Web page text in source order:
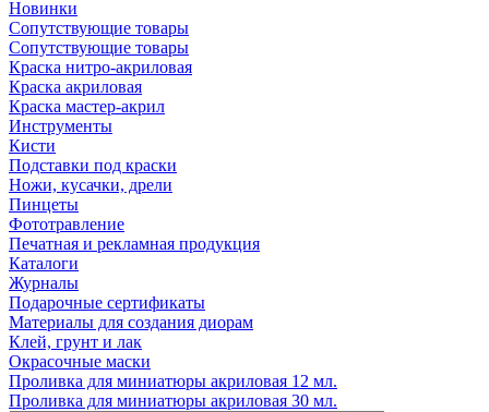
Новинки
Сопутствующие товары
Сопутствующие товары
Краска нитро-акриловая
Краска акриловая
Краска мастер-акрил
Инструменты
Кисти
Подставки под краски
Ножи, кусачки, дрели
Пинцеты
Фототравление
Печатная и рекламная продукция
Каталоги
Журналы
Подарочные сертификаты
Материалы для создания диорам
Клей, грунт и лак
Окрасочные маски
Проливка для миниатюры акриловая 12 мл.
Проливка для миниатюры акриловая 30 мл.